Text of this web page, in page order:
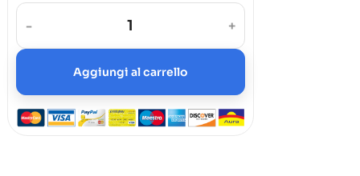
- +
Aggiungi al carrello